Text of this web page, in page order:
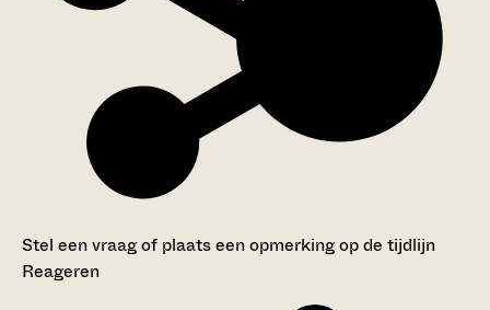
Stel een vraag of plaats een opmerking op de tijdlijn
Reageren